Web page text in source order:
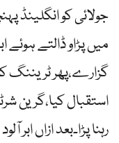
جولائی کو انگلینڈ
گزارے،پھر ٹریننگ
استقبال کیا،گرین
رہنا پڑا۔بعد ازاں